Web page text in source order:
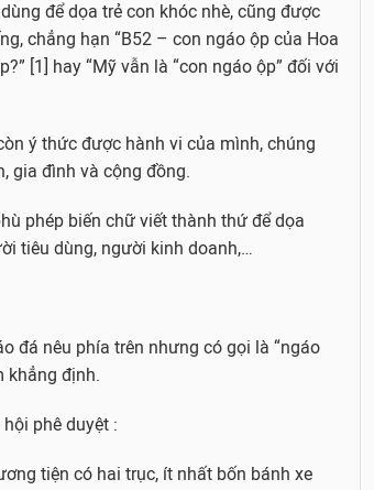
để dọa trẻ con khóc nhè, cũng được
chẳng hạn “B52 – con ngáo ộp của Hoa
[1] hay “Mỹ vẫn là “con ngáo ộp” đối với
ý thức được hành vi của mình, chúng
gia đình và cộng đồng.
phép biến chữ viết thành thứ để dọa
tiêu dùng, người kinh doanh,…
đá nêu phía trên nhưng có gọi là “ngáo
khẳng định.
phê duyệt :
tiện có hai trục, ít nhất bốn bánh xe